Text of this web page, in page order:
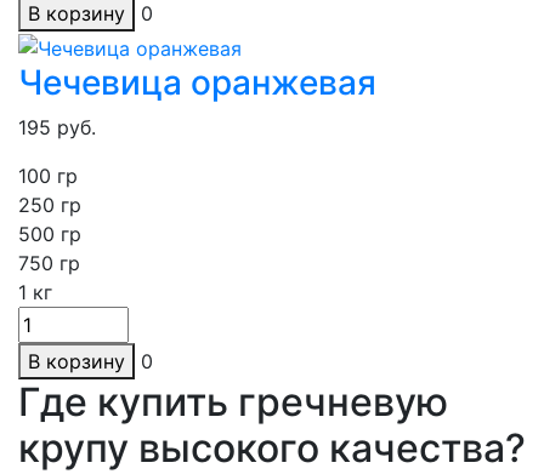
В корзину 0
Чечевица оранжевая
195 руб.
100 гр
250 гр
500 гр
750 гр
1 кг
В корзину 0
Где купить гречневую
крупу высокого качества?